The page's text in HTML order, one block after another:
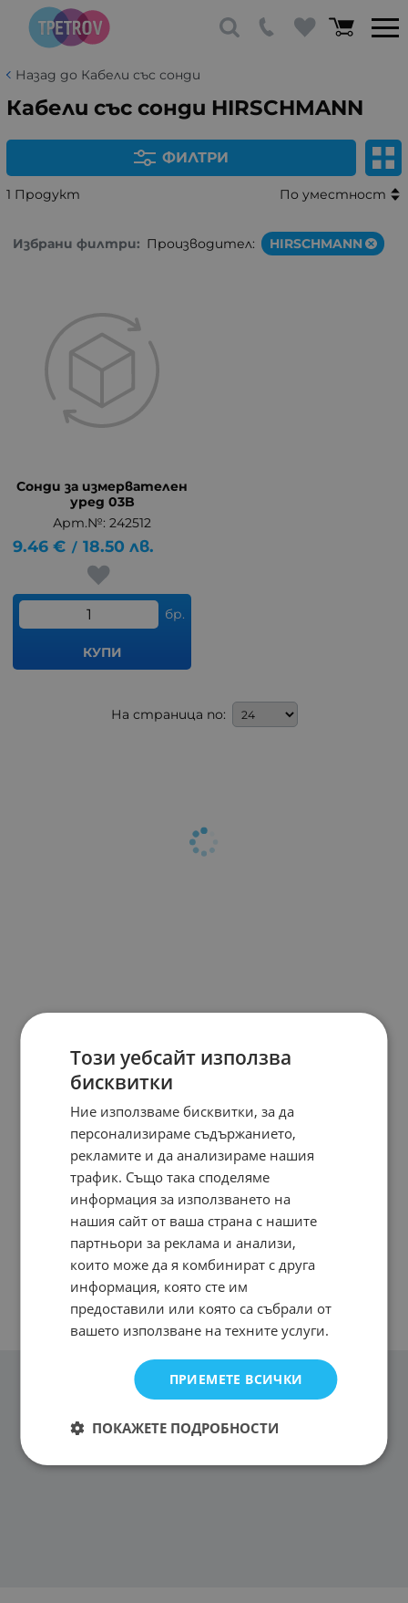
Назад до Кабели със сонди
Кабели със сонди HIRSCHMANN
ФИЛТРИ
1 Продукт По уместност
Избрани филтри: Производител: HIRSCHMANN
Сонди за измервателен
уред 03B
Арт.№: 242512
9.46 € / 18.50 лв.
бр.
КУПИ
На страница по:
Този уебсайт използва
бисквитки
Ние използваме бисквитки, за да
персонализираме съдържанието,
рекламите и да анализираме нашия
трафик. Също така споделяме
информация за използването на
нашия сайт от ваша страна с нашите
партньори за реклама и анализи,
които може да я комбинират с друга
информация, която сте им
предоставили или която са събрали от
вашето използване на техните услуги.
ПРИЕМЕТЕ ВСИЧКИ
ПОКАЖЕТЕ ПОДРОБНОСТИ